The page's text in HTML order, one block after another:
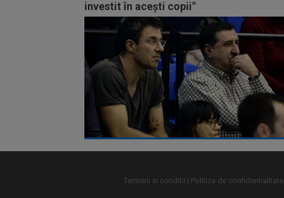
investit în acești copii"
Termeni si conditii Politica de confidentialitate